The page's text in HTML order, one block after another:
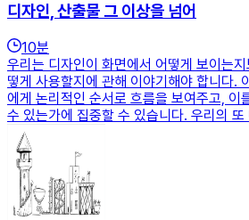
디자인, 산출물 그 이상을 넘어
10분
우리는 디자인이 화면에서 어떻게 보이는
떻게 사용할지에 관해 이야기해야 합니다.
에게 논리적인 순서로 흐름을 보여주고, 이
수 있는가에 집중할 수 있습니다. 우리의